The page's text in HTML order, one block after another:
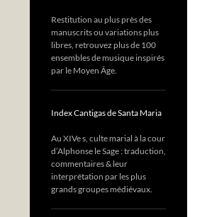
Restitution au plus près des
manuscrits ou variations plus
libres, retrouvez plus de 100
ensembles de musique inspirés
par le Moyen Âge.
Index Cantigas de Santa Maria
Au XIVe s, culte marial à la cour
d’Alphonse le Sage : traduction,
commentaires & leur
interprétation par les plus
grands groupes médiévaux.